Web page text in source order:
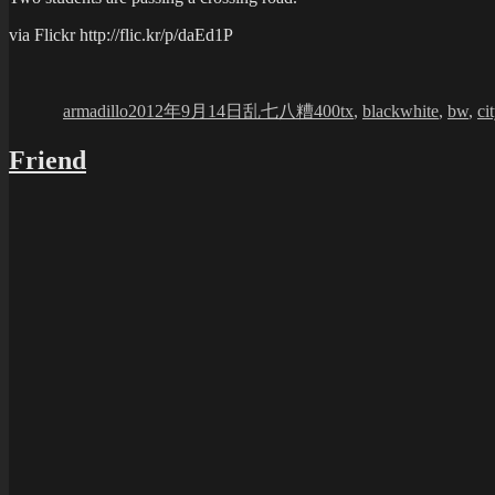
via Flickr http://flic.kr/p/daEd1P
armadillo2012年9月14日 乱七八糟400tx, blackwhite, bw,
Friend